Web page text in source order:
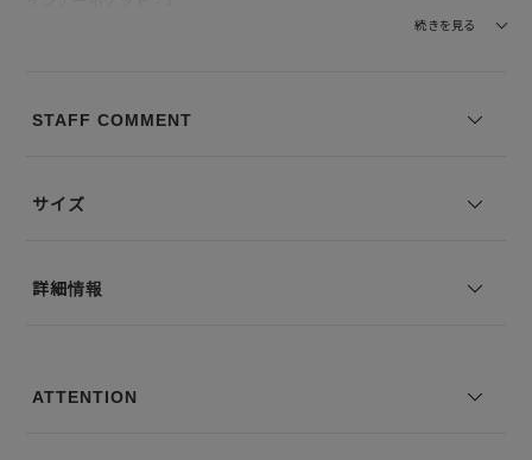
続きを見る
STAFF COMMENT
サイズ
詳細情報
ATTENTION